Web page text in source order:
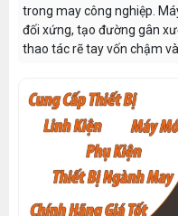
trong may công nghiệp.
đối xứng, tạo đường gân
thao tác rẽ tay vốn chậm